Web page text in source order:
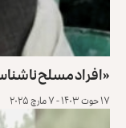
«افراد مسلح
۱۷ حوت ۱۴۰۳ - ۷ مارچ ۲۰۲۵